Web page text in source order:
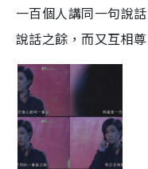
一百個人講同一句說
說話之餘，而又互相尊